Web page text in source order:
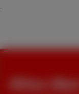
Alles